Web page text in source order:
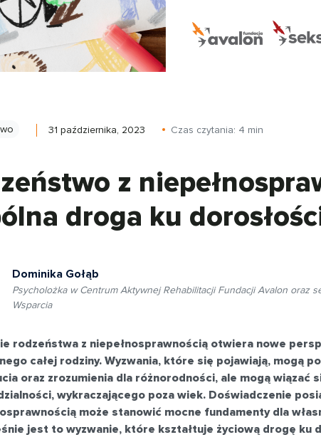
31 października, 2023 Czas czytania: 4 min
z
droga ku
Dominika Gołąb
Psycholożka w Centrum Aktywnej Rehabilitacji Fundacji Avalon oraz
Wsparcia
rodzeństwa z niepełnosprawnością otwiera nowe
całej rodziny. Wyzwania, które się pojawiają, mogą
oraz zrozumienia dla różnorodności, ale mogą wiązać
wykraczającego poza wiek. Doświadczenie
może stanowić mocne fundamenty dla
jest to wyzwanie, które kształtuje życiową drogę ku